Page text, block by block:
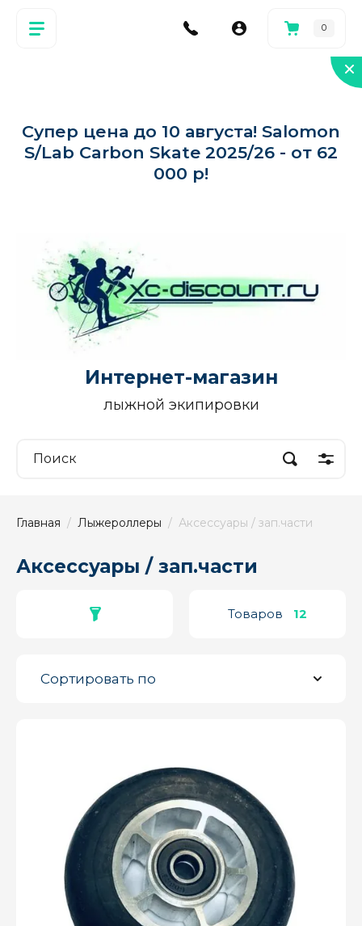
0
Супер цена до 10 августа! Salomon
S/Lab Carbon Skate 2025/26 - от 62
000 р!
Интернет-магазин
лыжной экипировки
Главная / Лыжероллеры /  Аксессуары / зап.части
Аксессуары / зап.части
Товаров 12
Сортировать по